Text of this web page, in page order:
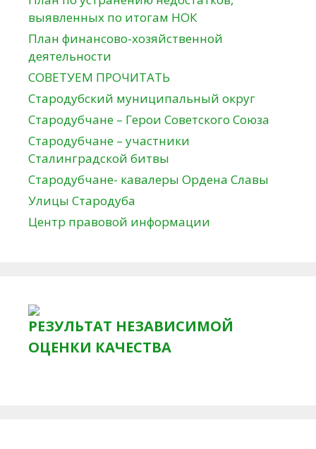
выявленных по итогам НОК
План финансово-хозяйственной
деятельности
СОВЕТУЕМ ПРОЧИТАТЬ
Стародубский муниципальный округ
Стародубчане – Герои Советского Союза
Стародубчане – участники
Сталинградской битвы
Стародубчане- кавалеры Ордена Славы
Улицы Стародуба
Центр правовой информации
РЕЗУЛЬТАТ НЕЗАВИСИМОЙ
ОЦЕНКИ КАЧЕСТВА